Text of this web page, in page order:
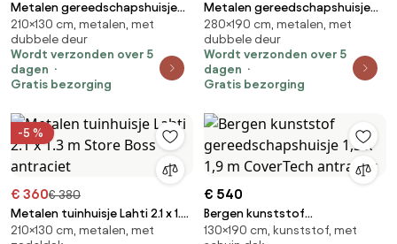
Metalen gereedschapshuisje
Malmo 2,1 x 1,3 m Store Boss
antraciet
210×130 cm, metalen, met
dubbele deur
Wordt verzonden over 5
dagen
Gratis bezorging
Metalen gereedschapshuisje
Malmo 2,8 x 1,9 m Store Boss
antraciet
280×190 cm, metalen, met
dubbele deur
Wordt verzonden over 5
dagen
Gratis bezorging
-5 %
€ 360€ 380
Metalen tuinhuisje Lahti 2.1 x 1.3
m Store Boss antraciet
210×130 cm, metalen, met
€ 540
Bergen kunststof
gereedschapshuisje 1,3 x 1,9 m
130×190 cm, kunststof, met